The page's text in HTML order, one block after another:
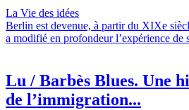
La Vie des idées
Berlin est devenue, à partir du XIXe
a modifié en profondeur l’expérience de
Lu / Barbès Blues. Une
de l’immigration...